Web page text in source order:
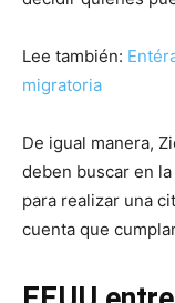
Lee también:
migratoria
De igual manera,
deben buscar en
para realizar una
cuenta que